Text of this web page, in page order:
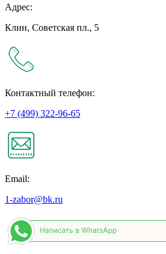
Адрес:
Клин, Советская пл., 5
Контактный телефон:
+7 (499) 322-96-65
Email:
1-zabor@bk.ru